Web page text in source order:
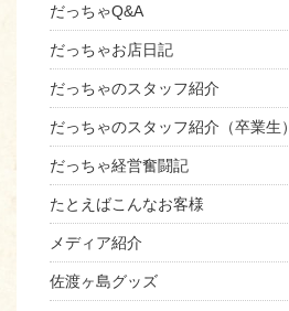
だっちゃQ&A
だっちゃお店日記
だっちゃのスタッフ紹介
だっちゃのスタッフ紹介（卒業生）
だっちゃ経営奮闘記
たとえばこんなお客様
メディア紹介
佐渡ヶ島グッズ